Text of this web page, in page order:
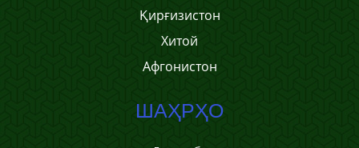
Қирғизистон
Хитой
Афгонистон
ШАҲРҲО